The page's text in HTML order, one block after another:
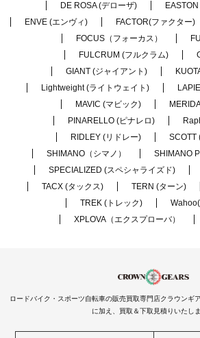
DE ROSA (デローザ)
ENVE (エンヴィ)
FACTOR(ファクター)
FOCUS（フォーカス）
FULCRUM (フルクラム)
GIANT (ジャイアント)
Lightweight (ライトウェイト)
MAVIC (マビック)
PINARELLO (ピナレロ)
RIDLEY (リドレー)
SCOTT
SHIMANO（シマノ）
SHIMANO
SPECIALIZED (スペシャライズド)
TACX (タックス)
TERN (ターン)
TREK (トレック)
XPLOVA（エクスプローバ）
ロードバイク・スポーツ自転車の販売買取専門店クラウン
に加え、買取＆下取見積りいたしま